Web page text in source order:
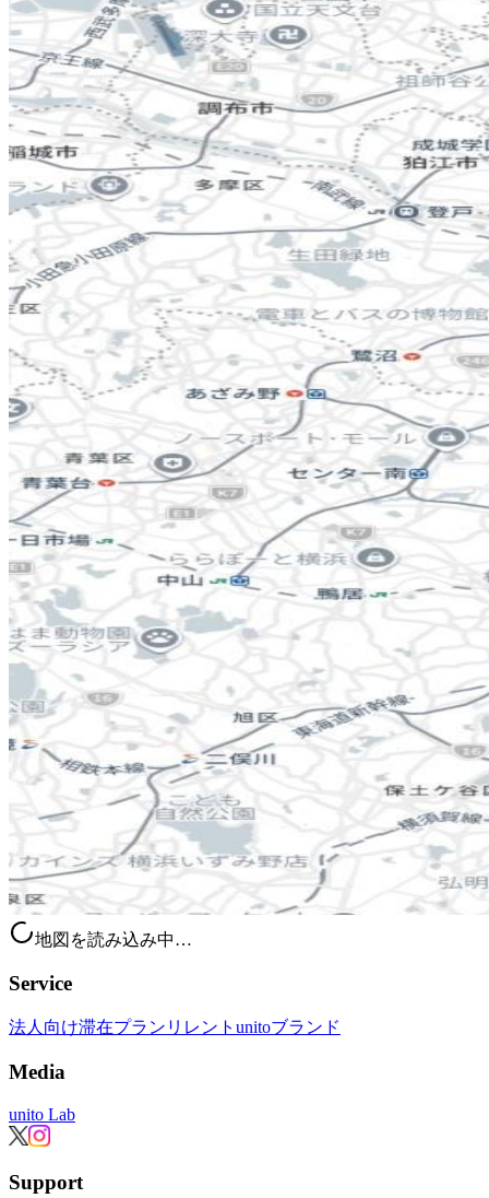
地図を読み込み中…
Service
法人向け滞在プラン リレント unitoブランド
Media
unito Lab
Support